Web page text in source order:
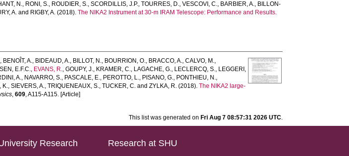
N., RONI, S., ROUDIER, S.,SCORDILLIS, J.P.,TOURRES, D.,VESCOVI, C., BARBIER, A., BILLON-
A. and RIGBY, A. (2018).The NIKA2 Instrument at 30-m IRAM Telescope: Performance and Results.
, BENOÎT, A., BIDEAUD, A., BILLOT, N., BOURRION, O., BRACCO, A.,CALVO, M.,
E.F.C., EVANS, R.,GOUPY, J., KRAMER, C., LAGACHE, G., LECLERCQ, S., LEGGERI,
A., NAVARRO, S., PASCALE, E., PEROTTO, L., PISANO, G., PONTHIEU, N.,
K.,SIEVERS, A.,TRIQUENEAUX, S.,TUCKER, C. andZYLKA, R. (2018).The NIKA2 large-
,609, A115-A115. [Article]
This list was generated on Fri Aug 7 08:57:31 2026 UTC.
Research
Research at SHU